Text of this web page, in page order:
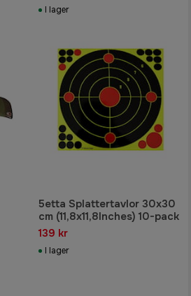
I lager
5etta Splattertavlor 30x30
cm (11,8x11,8Inches) 10-pack
139 kr
I lager